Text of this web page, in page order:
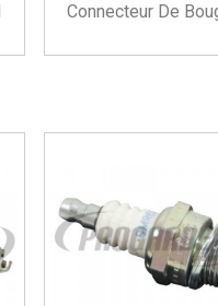
Connecteur De